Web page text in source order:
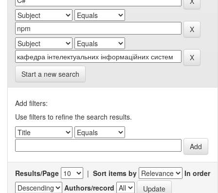
Start a new search
Add filters:
Use filters to refine the search results.
Results/Page | Sort items by
In order
Authors/record